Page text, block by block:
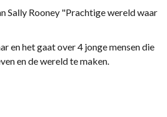
Sally Rooney "Prachtige wereld waar
en het gaat over 4 jonge mensen die
en de wereld te maken.